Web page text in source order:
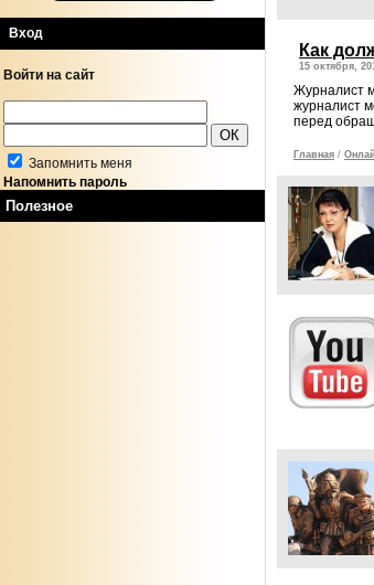
Вход
Войти на сайт
Запомнить меня
Напомнить пароль
Полезное
Как
15 октября,
Журналист
журналист
перед
Главная /